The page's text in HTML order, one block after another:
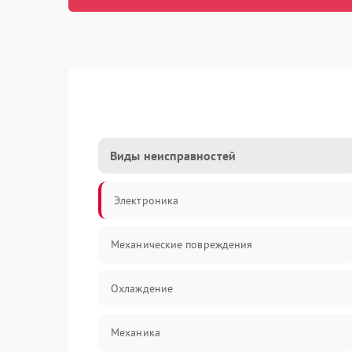
Виды неисправностей
Электроника
Механические повреждения
Охлаждение
Механика